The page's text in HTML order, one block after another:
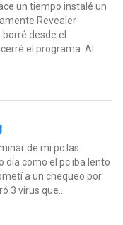
un tiempo instalé un
Revealer
desde el
el programa. Al
de mi pc las
día como el pc iba lento
a un chequeo por
3 virus que...